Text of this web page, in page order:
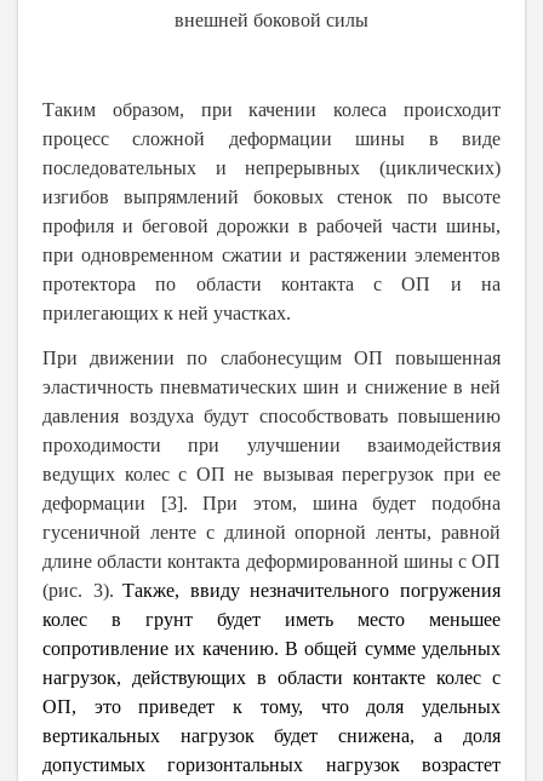
внешней боковой силы
Таким образом, при качении колеса происходит
процесс сложной деформации шины в виде
последовательных и непрерывных (циклических)
изгибов выпрямлений боковых стенок по высоте
профиля и беговой дорожки в рабочей части шины,
при одновременном сжатии и растяжении элементов
протектора по области контакта с ОП и на
прилегающих к ней участках.
При движении по слабонесущим ОП повышенная
эластичность пневматических шин и снижение в ней
давления воздуха будут способствовать повышению
проходимости при улучшении взаимодействия
ведущих колес с ОП не вызывая перегрузок при ее
деформации [3]. При этом, шина будет подобна
гусеничной ленте с длиной опорной ленты, равной
длине области контакта деформированной шины с ОП
(рис. 3). Также, ввиду незначительного погружения
колес в грунт будет иметь место меньшее
сопротивление их качению. В общей сумме удельных
нагрузок, действующих в области контакте колес с
ОП, это приведет к тому, что доля удельных
вертикальных нагрузок будет снижена, а доля
допустимых горизонтальных нагрузок возрастет